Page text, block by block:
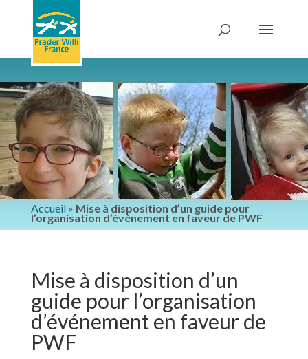
Accueil » Mise à disposition d’un guide pour
l’organisation d’événement en faveur de PWF
Mise à disposition d’un
guide pour l’organisation
d’événement en faveur de
PWF